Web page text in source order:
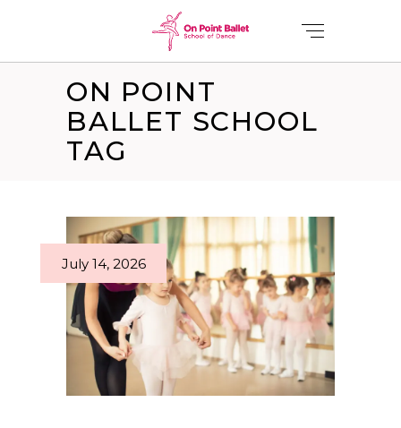
ON POINT
BALLET SCHOOL
TAG
July 14, 2026